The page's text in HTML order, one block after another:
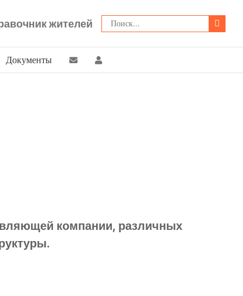
жителей Поиск:
Документы
компании, различных